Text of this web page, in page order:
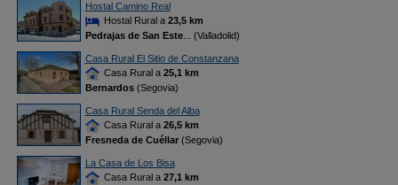
Hostal Camino Real
Hostal Rural a 23,5 km
Pedrajas de San Este... (Valladolid)
Casa Rural El Sitio de Constanzana
Casa Rural a 25,1 km
Bernardos(Segovia)
Casa Rural Senda del Alba
Casa Rural a 26,5 km
Fresneda de Cuéllar(Segovia)
La Casa de Los Bisa
Casa Rural a 27,1 km